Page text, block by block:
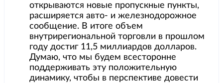
открываются новые пропускные пункты,
расширяется авто- и железнодорожное
сообщение. В итоге объем
внутрирегиональной торговли в прошлом
году достиг 11,5 миллиардов долларов.
Думаю, что мы будем всесторонне
поддерживать эту положительную
динамику, чтобы в перспективе довести